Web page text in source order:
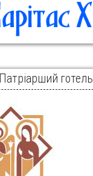
Патріарший готель